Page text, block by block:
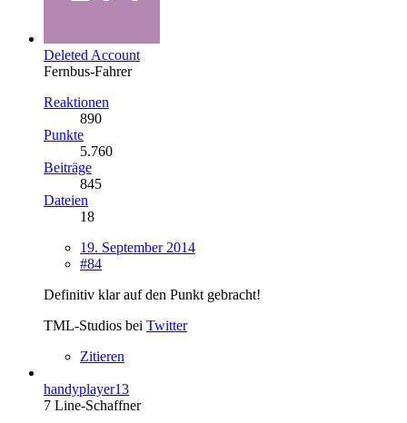
Deleted Account
Fernbus-Fahrer
Reaktionen
890
Punkte
5.760
Beiträge
845
Dateien
18
19. September 2014
#84
Definitiv klar auf den Punkt gebracht!
TML-Studios bei Twitter
Zitieren
handyplayer13
7 Line-Schaffner